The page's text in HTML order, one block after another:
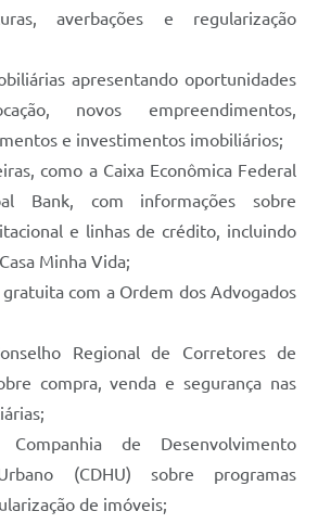
averbações e regularização
apresentando oportunidades
novos empreendimentos,
e investimentos imobiliários;
como a Caixa Econômica Federal
Bank, com informações sobre
e linhas de crédito, incluindo
Minha Vida;
com a Ordem dos Advogados
Regional de Corretores de
compra, venda e segurança nas
de Desenvolvimento
(CDHU) sobre programas
de imóveis;